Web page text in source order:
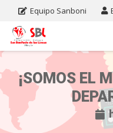
Equipo Sanboni
¡SOMOS EL